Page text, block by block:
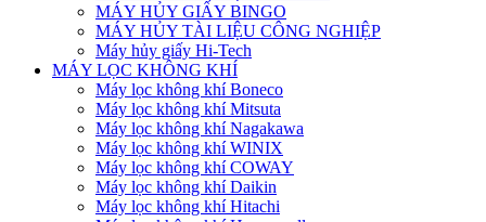
MÁY HỦY GIẤY BINGO
MÁY HỦY TÀI LIỆU CÔNG NGHIỆP
Máy hủy giấy Hi-Tech
MÁY LỌC KHÔNG KHÍ
Máy lọc không khí Boneco
Máy lọc không khí Mitsuta
Máy lọc không khí Nagakawa
Máy lọc không khí WINIX
Máy lọc không khí COWAY
Máy lọc không khí Daikin
Máy lọc không khí Hitachi